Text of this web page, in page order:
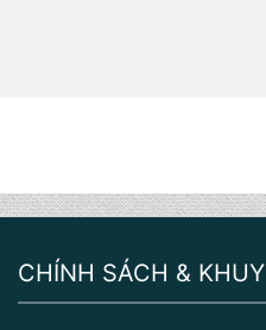
CHÍNH SÁCH &